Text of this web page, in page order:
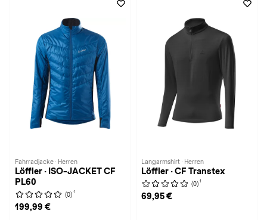
Fahrradjacke · Herren
Löffler · ISO-JACKET CF
PL60
(0) 1
199,99 €
Langarmshirt · Herren
Löffler · CF Transtex
(0) 1
69,95 €